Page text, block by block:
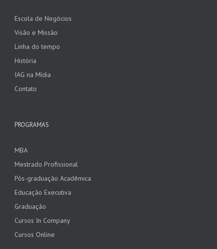
Escola de Negócios
Visão e Missão
Linha do tempo
História
IAG na Mídia
Contato
PROGRAMAS
MBA
Mestrado Profissional
Pós-graduação Acadêmica
Educação Executiva
Graduação
Cursos In Company
Cursos Online